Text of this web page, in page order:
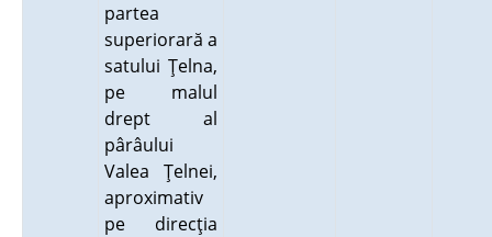
partea
superiorară a
satului Ţelna,
pe malul
drept al
pârâului
Valea Ţelnei,
aproximativ
pe direcţia